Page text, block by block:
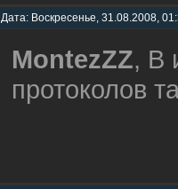
Дата: Воскресенье, 31.08.2008,
MontezZZ, В
протоколов